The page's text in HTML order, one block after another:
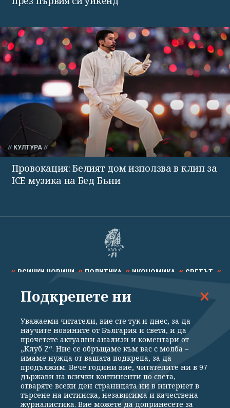
КУЛТУРА
Провокация: Белият дом използва в клип за
ICE музика на Бед Бъни
ВСИЧКИ НОВИНИ ПОЛИТИКА ИКОНОМИКА СВЕТЪТ
СПОРТ КУЛТУРА ТЕХНОЛОГИИ КАЛЕЙДОСКОП
Общи условия
Политика за поверителност
Реклама
Партньори Контакти
За Клуб Z
Екип
Подкрепете ни
Подкрепете ни
Уважаеми читатели, вие сте тук и днес, за да
научите новините от България и света, и да
прочетете актуални анализи и коментари от
„Клуб Z“. Ние се обръщаме към вас с молба –
имаме нужда от вашата подкрепа, за да
продължим. Вече години вие, читателите ни в 97
държави на всички континенти по света,
отваряте всеки ден страницата ни в интернет в
търсене на истинска, независима и качествена
журналистика. Вие можете да допринесете за